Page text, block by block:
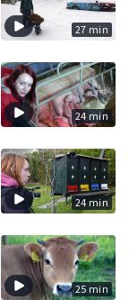
27 min
24 min
24 min
25 min